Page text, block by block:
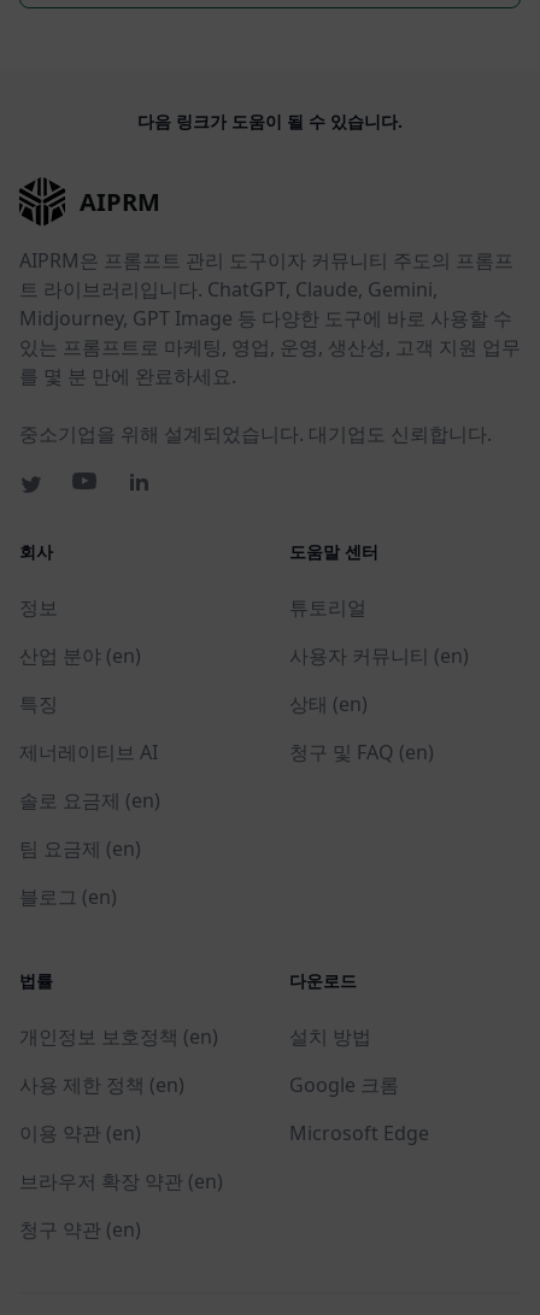
다음 링크가 도움이 될 수 있습니다.
AIPRM
AIPRM은 프롬프트 관리 도구이자 커뮤니티 주도의 프롬프
트 라이브러리입니다. ChatGPT, Claude, Gemini,
Midjourney, GPT Image 등 다양한 도구에 바로 사용할 수
있는 프롬프트로 마케팅, 영업, 운영, 생산성, 고객 지원 업무
를 몇 분 만에 완료하세요.
중소기업을 위해 설계되었습니다. 대기업도 신뢰합니다.
회사
정보
산업 분야 (en)
특징
제너레이티브 AI
솔로 요금제 (en)
팀 요금제 (en)
블로그 (en)
도움말 센터
튜토리얼
사용자 커뮤니티 (en)
상태 (en)
청구 및 FAQ (en)
법률
개인정보 보호정책 (en)
사용 제한 정책 (en)
이용 약관 (en)
브라우저 확장 약관 (en)
청구 약관 (en)
다운로드
설치 방법
Google 크롬
Microsoft Edge